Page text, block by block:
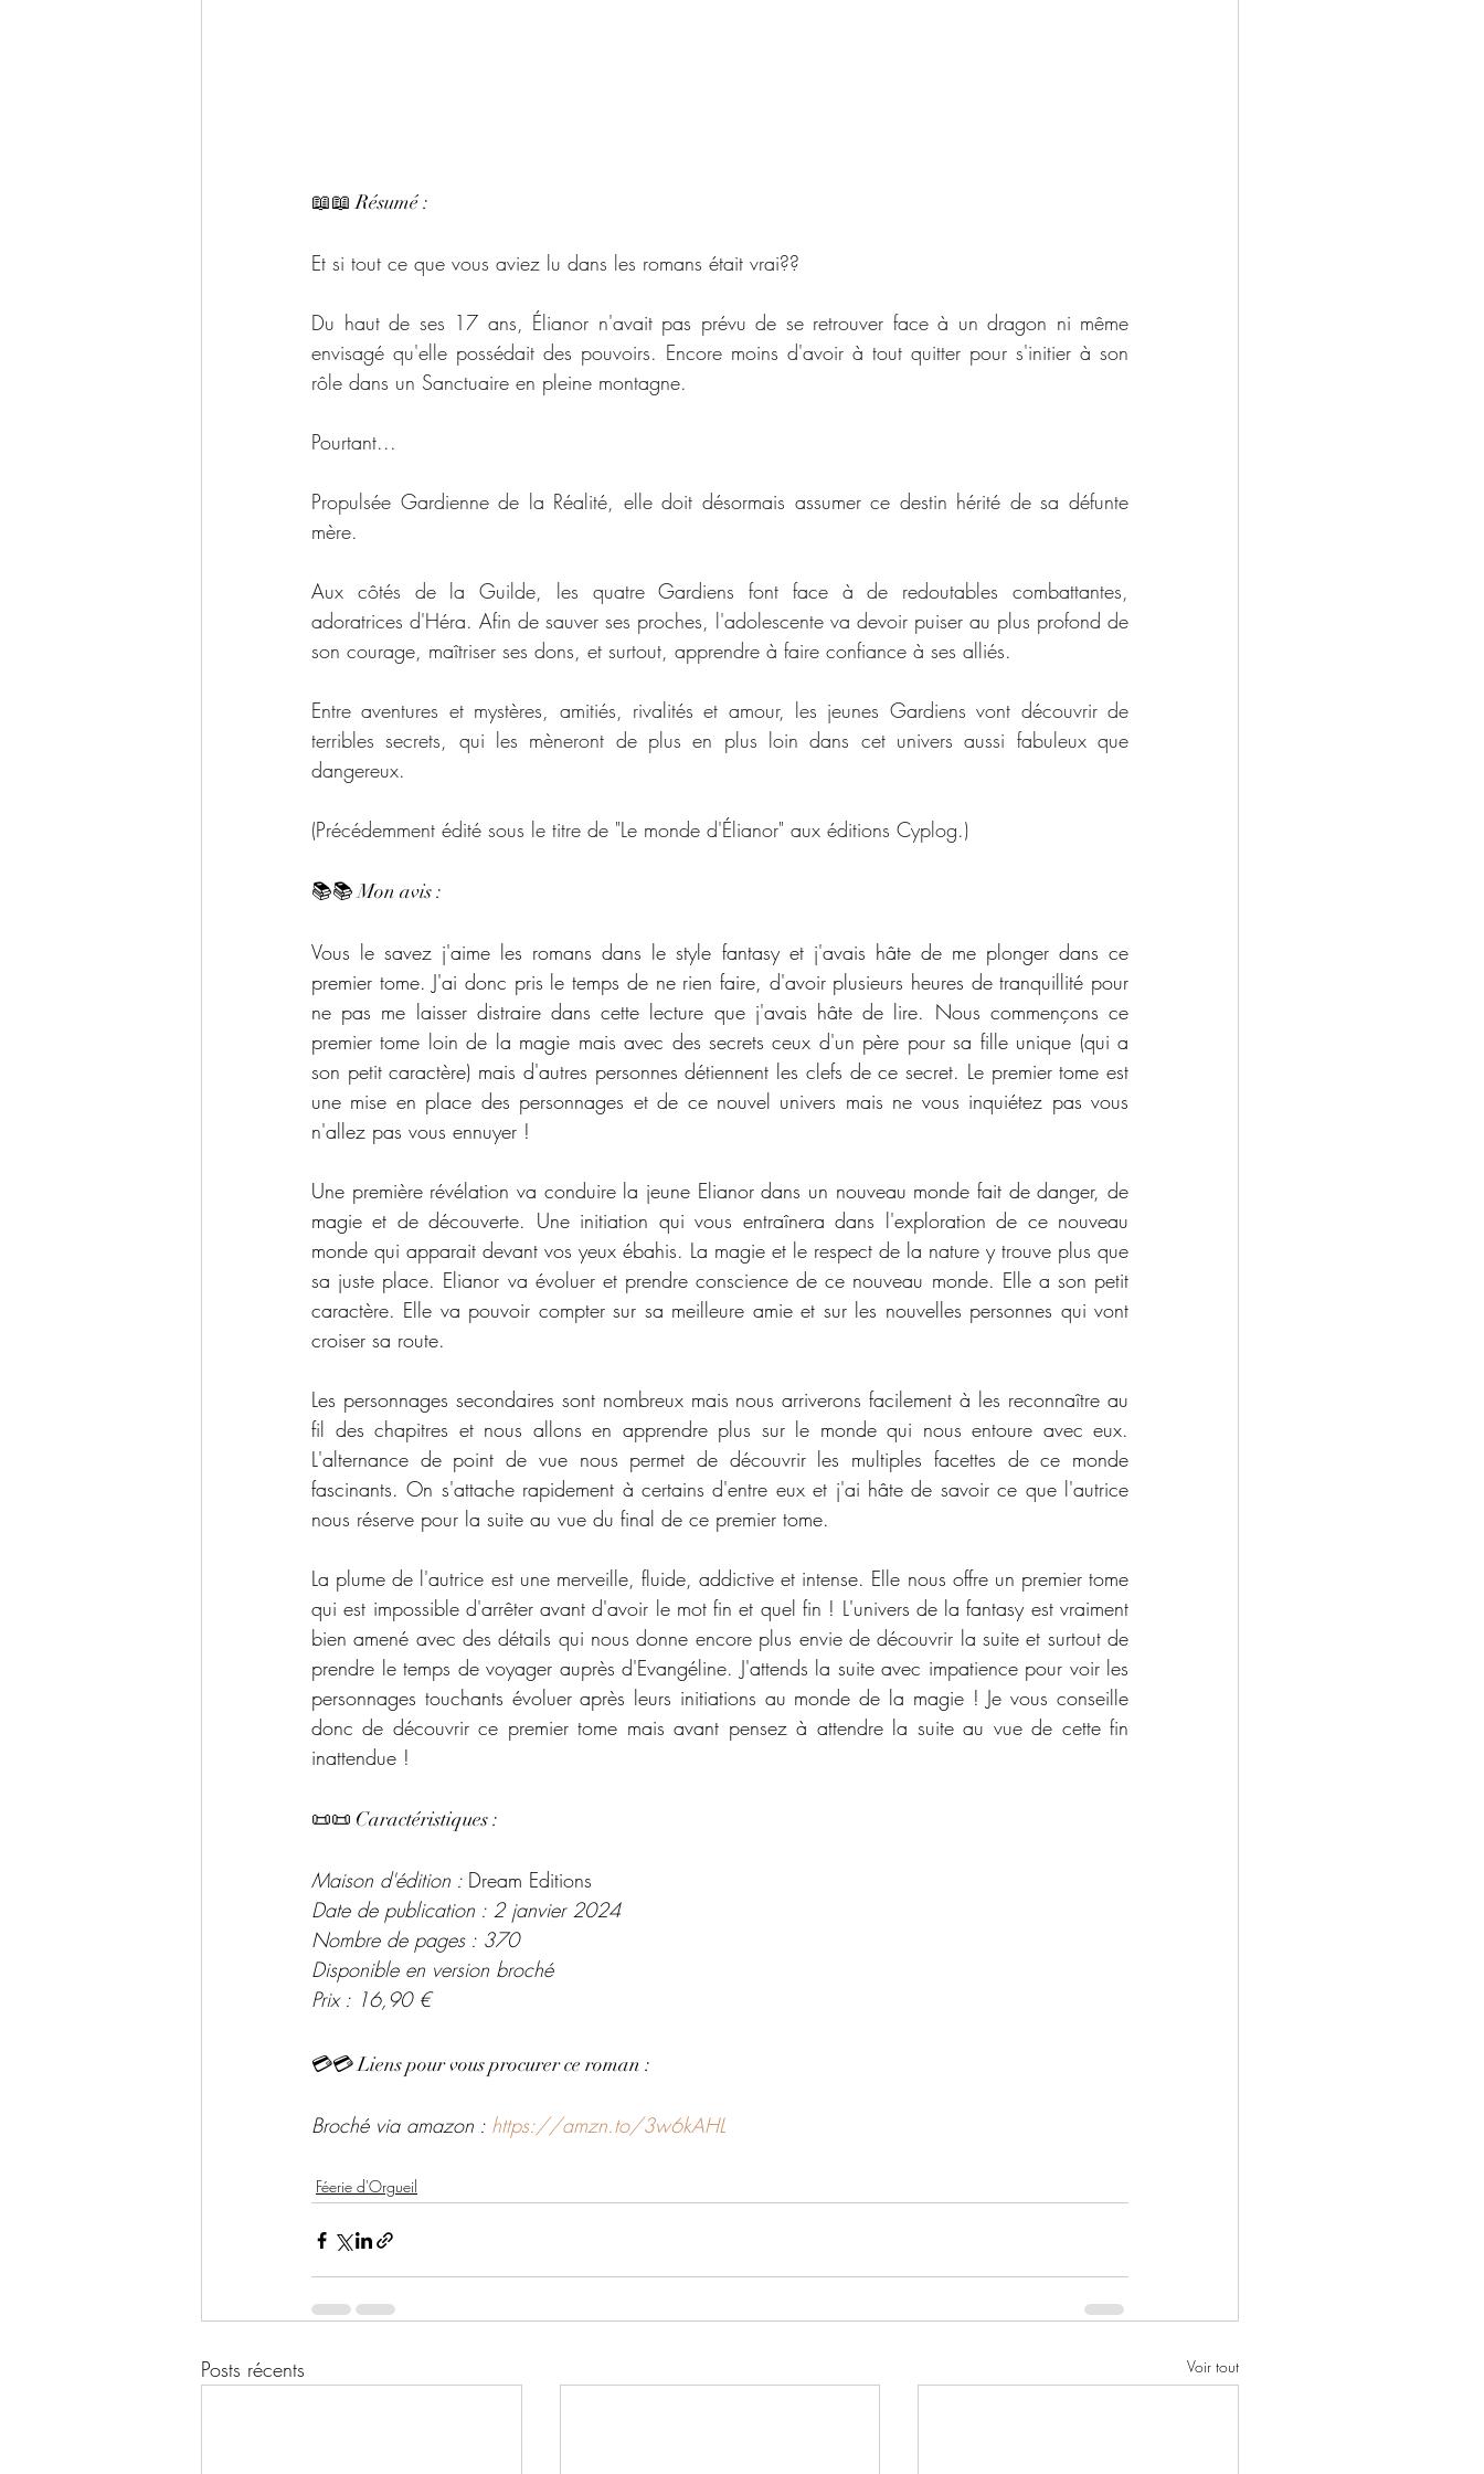
📖📖 Résumé :
Et si tout ce que vous aviez lu dans les romans était vrai??
Du haut de ses 17 ans, Élianor n'avait pas prévu de se retrouver face à un dragon ni même
envisagé qu'elle possédait des pouvoirs. Encore moins d'avoir à tout quitter pour s'initier à son
rôle dans un Sanctuaire en pleine montagne.
Pourtant...
Propulsée Gardienne de la Réalité, elle doit désormais assumer ce destin hérité de sa défunte
mère.
Aux côtés de la Guilde, les quatre Gardiens font face à de redoutables combattantes,
adoratrices d'Héra. Afin de sauver ses proches, l'adolescente va devoir puiser au plus profond de
son courage, maîtriser ses dons, et surtout, apprendre à faire confiance à ses alliés.
Entre aventures et mystères, amitiés, rivalités et amour, les jeunes Gardiens vont découvrir de
terribles secrets, qui les mèneront de plus en plus loin dans cet univers aussi fabuleux que
dangereux.
(Précédemment édité sous le titre de "Le monde d'Élianor" aux éditions Cyplog.)
📚📚 Mon avis :
Vous le savez j'aime les romans dans le style fantasy et j'avais hâte de me plonger dans ce
premier tome. J'ai donc pris le temps de ne rien faire, d'avoir plusieurs heures de tranquillité pour
ne pas me laisser distraire dans cette lecture que j'avais hâte de lire. Nous commençons ce
premier tome loin de la magie mais avec des secrets ceux d'un père pour sa fille unique (qui a
son petit caractère) mais d'autres personnes détiennent les clefs de ce secret. Le premier tome est
une mise en place des personnages et de ce nouvel univers mais ne vous inquiétez pas vous
n'allez pas vous ennuyer !
Une première révélation va conduire la jeune Elianor dans un nouveau monde fait de danger, de
magie et de découverte. Une initiation qui vous entraînera dans l'exploration de ce nouveau
monde qui apparait devant vos yeux ébahis. La magie et le respect de la nature y trouve plus que
sa juste place. Elianor va évoluer et prendre conscience de ce nouveau monde. Elle a son petit
caractère. Elle va pouvoir compter sur sa meilleure amie et sur les nouvelles personnes qui vont
croiser sa route.
Les personnages secondaires sont nombreux mais nous arriverons facilement à les reconnaître au
fil des chapitres et nous allons en apprendre plus sur le monde qui nous entoure avec eux.
L'alternance de point de vue nous permet de découvrir les multiples facettes de ce monde
fascinants. On s'attache rapidement à certains d'entre eux et j'ai hâte de savoir ce que l'autrice
nous réserve pour la suite au vue du final de ce premier tome.
La plume de l'autrice est une merveille, fluide, addictive et intense. Elle nous offre un premier tome
qui est impossible d'arrêter avant d'avoir le mot fin et quel fin ! L'univers de la fantasy est vraiment
bien amené avec des détails qui nous donne encore plus envie de découvrir la suite et surtout de
prendre le temps de voyager auprès d'Evangéline. J'attends la suite avec impatience pour voir les
personnages touchants évoluer après leurs initiations au monde de la magie ! Je vous conseille
donc de découvrir ce premier tome mais avant pensez à attendre la suite au vue de cette fin
inattendue !
📜📜 Caractéristiques :
Maison d'édition : Dream Editions
Date de publication : 2 janvier 2024
Nombre de pages : 370
Disponible en version broché
Prix : 16,90 €
💳💳 Liens pour vous procurer ce roman :
Broché via amazon : https://amzn.to/3w6kAHL
Féerie d'Orgueil
Posts récents Voir tout